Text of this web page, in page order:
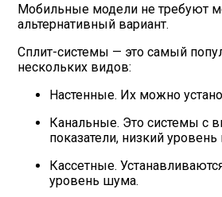
Мобильные модели не требуют
альтернативный вариант.
Сплит-системы — это самый
нескольких видов:
Настенные. Их можно
Канальные. Это системы с
показатели, низкий
Кассетные.
уровень шума.